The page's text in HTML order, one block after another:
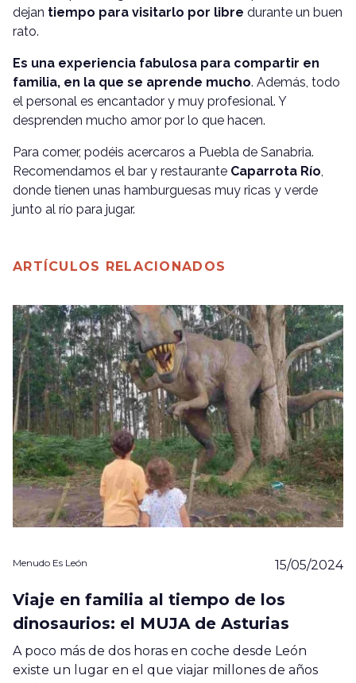
dejan tiempo para visitarlo por libre durante un buen
rato.
Es una experiencia fabulosa para compartir en
familia, en la que se aprende mucho. Además, todo
el personal es encantador y muy profesional. Y
desprenden mucho amor por lo que hacen.
Para comer, podéis acercaros a Puebla de Sanabria.
Recomendamos el bar y restaurante Caparrota Río,
donde tienen unas hamburguesas muy ricas y verde
junto al río para jugar.
ARTÍCULOS RELACIONADOS
Menudo Es León 15/05/2024
Viaje en familia al tiempo de los
dinosaurios: el MUJA de Asturias
A poco más de dos horas en coche desde León
existe un lugar en el que viajar millones de años